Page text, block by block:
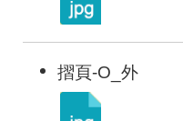
摺頁-O_外